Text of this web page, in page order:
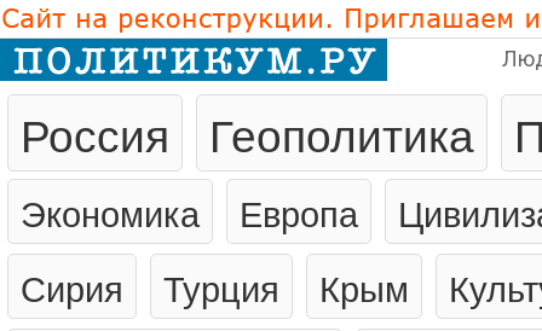
Россия Геополитика
Экономика Европа
Сирия
Турция Крым